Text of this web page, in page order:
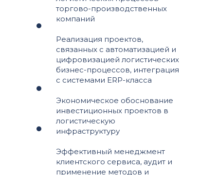
торгово-производственных
компаний
Реализация проектов,
связанных с автоматизацией и
цифровизацией логистических
бизнес-процессов, интеграция
с системами ERP-класса
Экономическое обоснование
инвестиционных проектов в
логистическую
инфраструктуру
Эффективный менеджмент
клиентского сервиса, аудит и
применение методов и